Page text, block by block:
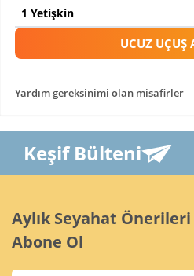
UCUZ UÇUŞ
Yardım gereksinimi olan misafirler
Keşif Bülteni
Aylık Seyahat
Abone Ol